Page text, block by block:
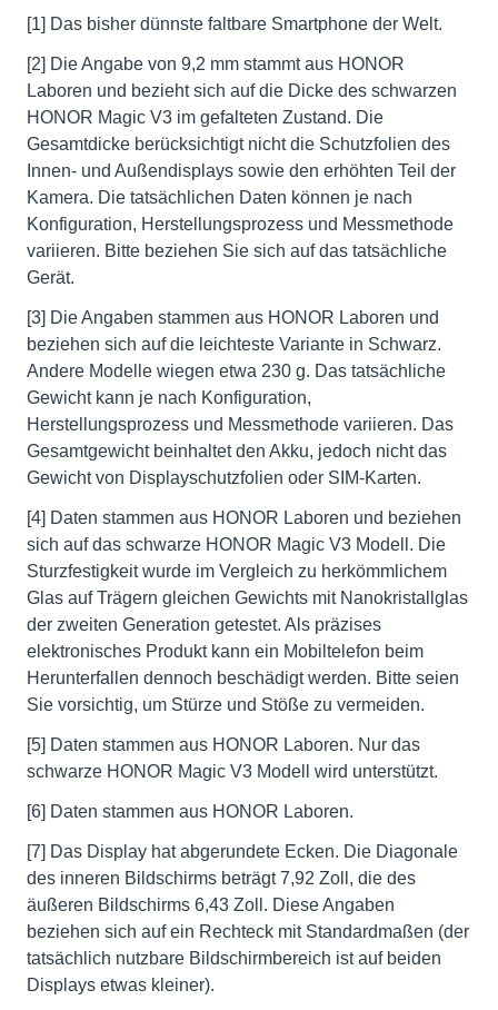
[1] Das bisher dünnste faltbare Smartphone der Welt.
[2] Die Angabe von 9,2 mm stammt aus HONOR
Laboren und bezieht sich auf die Dicke des schwarzen
HONOR Magic V3 im gefalteten Zustand. Die
Gesamtdicke berücksichtigt nicht die Schutzfolien des
Innen- und Außendisplays sowie den erhöhten Teil der
Kamera. Die tatsächlichen Daten können je nach
Konfiguration, Herstellungsprozess und Messmethode
variieren. Bitte beziehen Sie sich auf das tatsächliche
Gerät.
[3] Die Angaben stammen aus HONOR Laboren und
beziehen sich auf die leichteste Variante in Schwarz.
Andere Modelle wiegen etwa 230 g. Das tatsächliche
Gewicht kann je nach Konfiguration,
Herstellungsprozess und Messmethode variieren. Das
Gesamtgewicht beinhaltet den Akku, jedoch nicht das
Gewicht von Displayschutzfolien oder SIM-Karten.
[4] Daten stammen aus HONOR Laboren und beziehen
sich auf das schwarze HONOR Magic V3 Modell. Die
Sturzfestigkeit wurde im Vergleich zu herkömmlichem
Glas auf Trägern gleichen Gewichts mit Nanokristallglas
der zweiten Generation getestet. Als präzises
elektronisches Produkt kann ein Mobiltelefon beim
Herunterfallen dennoch beschädigt werden. Bitte seien
Sie vorsichtig, um Stürze und Stöße zu vermeiden.
[5] Daten stammen aus HONOR Laboren. Nur das
schwarze HONOR Magic V3 Modell wird unterstützt.
[6] Daten stammen aus HONOR Laboren.
[7] Das Display hat abgerundete Ecken. Die Diagonale
des inneren Bildschirms beträgt 7,92 Zoll, die des
äußeren Bildschirms 6,43 Zoll. Diese Angaben
beziehen sich auf ein Rechteck mit Standardmaßen (der
tatsächlich nutzbare Bildschirmbereich ist auf beiden
Displays etwas kleiner).